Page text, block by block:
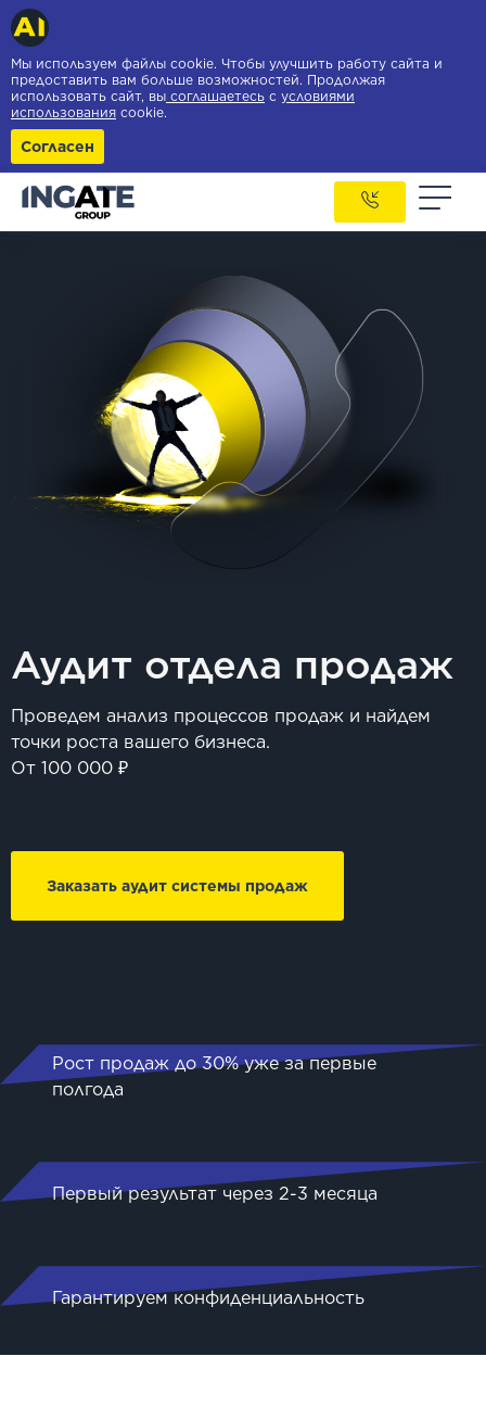
Мы используем файлы cookie. Чтобы улучшить работу сайта и
предоставить вам больше возможностей. Продолжая
использовать сайт, вы соглашаетесь с условиями
использования cookie.
Согласен
Аудит отдела продаж
Проведем анализ процессов продаж и найдем
точки роста вашего бизнеса.
От 100 000 ₽
Заказать аудит системы продаж
Рост продаж до 30% уже за первые
полгода
Первый результат через 2-3 месяца
Гарантируем конфиденциальность